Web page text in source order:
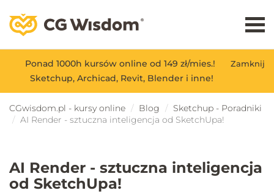
Zamknij
Ponad 1000h kursów online od 149 zł/mies.!
Sketchup, Archicad, Revit, Blender i inne!
CGwisdom.pl - kursy online Blog
Sketchup - Poradniki
AI Render - sztuczna inteligencja od SketchUpa!
AI Render - sztuczna inteligencja
od SketchUpa!